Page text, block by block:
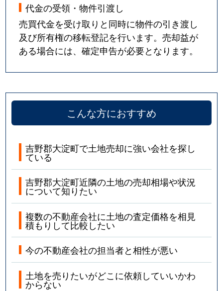
代金の受領・物件引渡し
売買代金を受け取りと同時に物件の引き渡し
及び所有権の移転登記を行います。売却益が
ある場合には、確定申告が必要となります。
こんな方におすすめ
吉野郡大淀町で土地売却に強い会社を探し
ている
吉野郡大淀町近隣の土地の売却相場や状況
について知りたい
複数の不動産会社に土地の査定価格を相見
積もりして比較したい
今の不動産会社の担当者と相性が悪い
土地を売りたいがどこに依頼していいかわ
からない